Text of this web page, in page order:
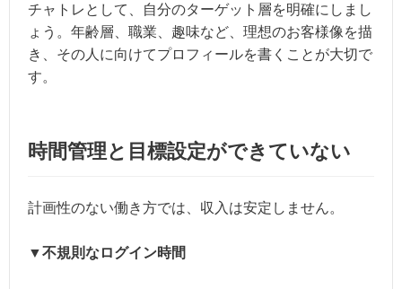
チャトレとして、自分のターゲット層を明確にしまし
ょう。年齢層、職業、趣味など、理想のお客様像を描
き、その人に向けてプロフィールを書くことが大切で
す。
時間管理と目標設定ができていない
計画性のない働き方では、収入は安定しません。
▼不規則なログイン時間